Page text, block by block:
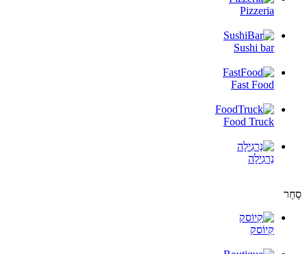
Pizzeria
Sushi bar
Fast Food
Food Truck
נַרגִילָה
סַחַר
קִיוֹסק